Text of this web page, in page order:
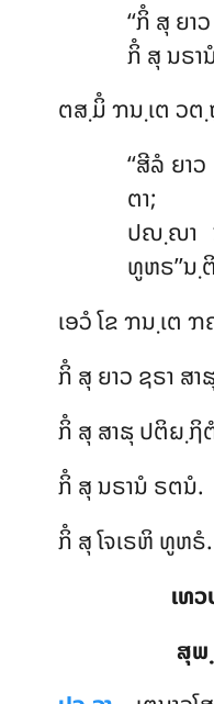
‘‘ກິໍ ສຸ ຍ
ກິໍ ສຸ ນຣາ
ຕສ຺ມິໍ ຠນ຺ເຕ ວ
‘‘ສີລໍ ຍ
ຕາ;
ປຎ຺ຎາ
ທູຫຣ’’ນ຺
ເອວໍ ໂຂ ຠນ຺ເຕ
ກິໍ ສຸ ຍາວ ຊຣາ ສາ
ກິໍ ສຸ ສາຘຸ ປຕິຏ຺ຐິ
ກິໍ ສຸ ນຣານໍ ຣຕນໍ.
ກິໍ ສຸ ໂຈເຣຫິ ທູຫຣໍ.
ເທ
ສຸ